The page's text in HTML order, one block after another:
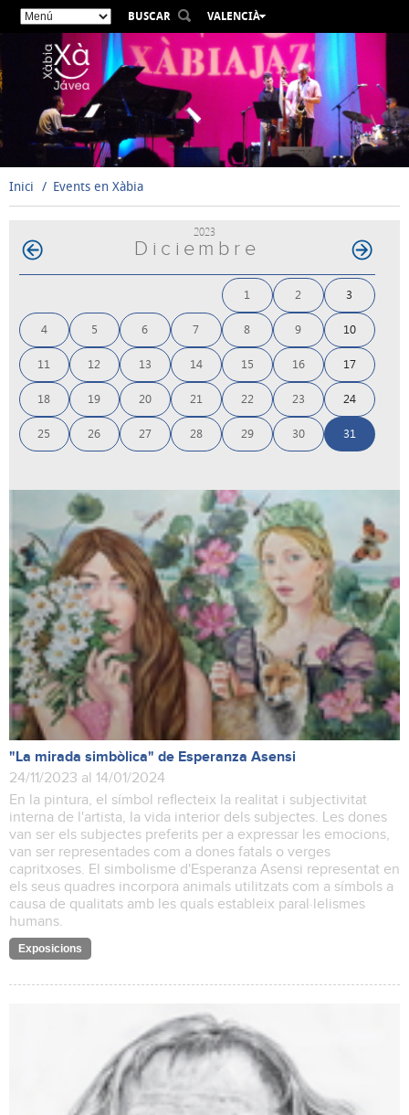
BUSCAR
VALENCIÀ
ESPAÑOL
ENGLISH
DEUTSCH
РУССКИЙ
Inici Events en Xàbia
2023
Diciembre
1 2 3
4 5 6 7 8 9 10
11 12 13 14 15 16 17
18 19 20 21 22 23 24
25 26 27 28 29 30 31
"La mirada simbòlica" de Esperanza Asensi
24/11/2023 al 14/01/2024
En la pintura, el símbol reflecteix la realitat i subjectivitat
interna de l'artista, la vida interior dels subjectes. Les dones
van ser els subjectes preferits per a expressar les emocions,
van ser representades com a dones fatals o verges
capritxoses. El simbolisme d'Esperanza Asensi representat en
els seus quadres incorpora animals utilitzats com a símbols a
causa de qualitats amb les quals estableix paral·lelismes
humans.
Exposicions